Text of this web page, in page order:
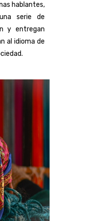
hablantes,
serie de
y entregan
al idioma de